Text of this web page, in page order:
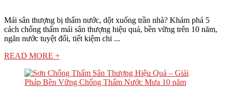
Mái sân thượng bị thấm nước, dột xuống trần nhà? Khám phá 5
cách chống thấm mái sân thượng hiệu quả, bền vững trên 10 năm,
ngăn nước tuyệt đối, tiết kiệm chi ...
READ MORE +